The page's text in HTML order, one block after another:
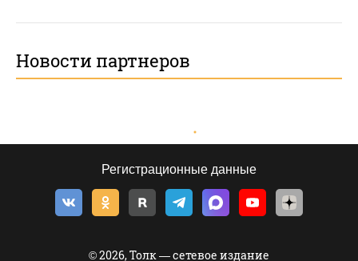
Новости партнеров
Регистрационные данные
© 2026, Толк — сетевое издание